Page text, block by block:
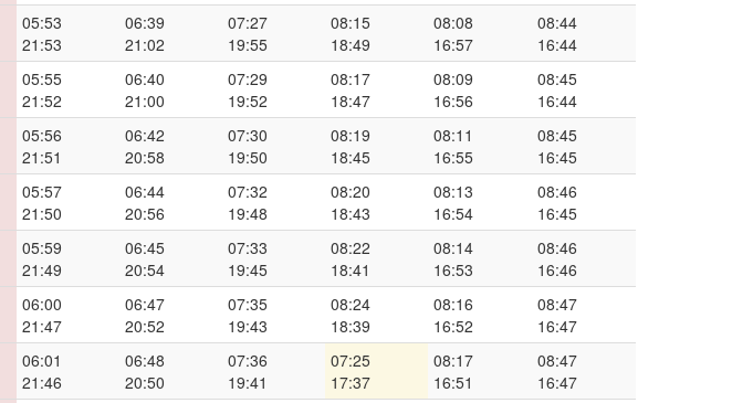
05:53
21:53
06:39
21:02
07:27
19:55
08:15
18:49
08:08
16:57
08:44
16:44
05:55
21:52
06:40
21:00
07:29
19:52
08:17
18:47
08:09
16:56
08:45
16:44
05:56
21:51
06:42
20:58
07:30
19:50
08:19
18:45
08:11
16:55
08:45
16:45
05:57
21:50
06:44
20:56
07:32
19:48
08:20
18:43
08:13
16:54
08:46
16:45
05:59
21:49
06:45
20:54
07:33
19:45
08:22
18:41
08:14
16:53
08:46
16:46
06:00
21:47
06:47
20:52
07:35
19:43
08:24
18:39
08:16
16:52
08:47
16:47
06:01
21:46
06:48
20:50
07:36
19:41
07:25
17:37
08:17
16:51
08:47
16:47